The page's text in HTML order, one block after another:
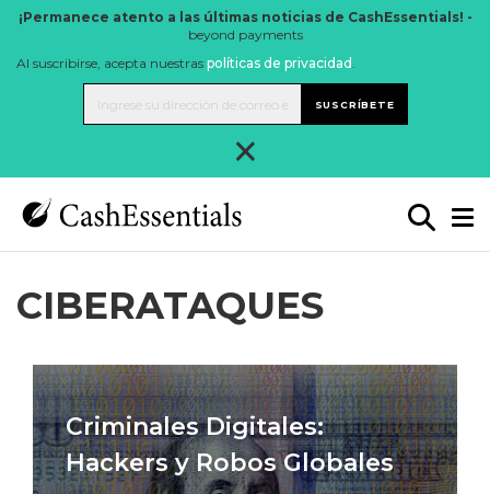
¡Permanece atento a las últimas noticias de CashEssentials! -
beyond payments
Al suscribirse, acepta nuestras políticas de privacidad .
SUSCRÍBETE
×
CIBERATAQUES
Criminales Digitales:
Hackers y Robos Globales